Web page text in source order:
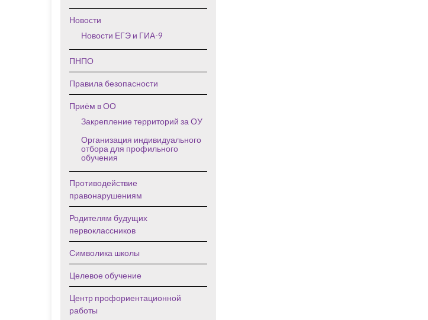
Новости
Новости ЕГЭ и ГИА-9
ПНПО
Правила безопасности
Приём в ОО
Закрепление территорий за ОУ
Организация индивидуального
отбора для профильного
обучения
Противодействие
правонарушениям
Родителям будущих
первоклассников
Символика школы
Целевое обучение
Центр профориентационной
работы